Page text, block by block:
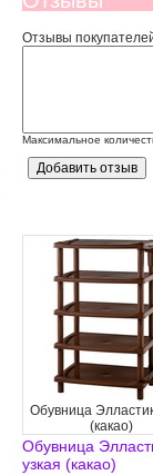
Отзывы
Максимальное
Обувница
(какао)
Обувница
узкая (какао)